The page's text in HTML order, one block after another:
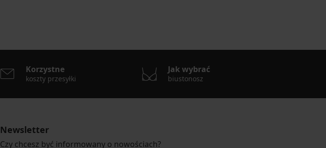
Korzystne
koszty przesyłki
Jak wybrać
biustonosz
Newsletter
Czy chcesz być informowany o nowościach?